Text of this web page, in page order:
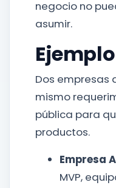
negocio no
asumir.
Dos empresas
mismo
pública para
productos.
Empresa
MVP,